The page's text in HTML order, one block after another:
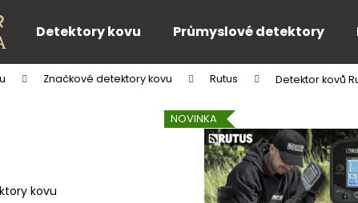
Detektory kovu Průmyslové detektory
Značkové detektory kovu Rutus Detektor kovů
kovu
NOVINKA
Co potřebujete